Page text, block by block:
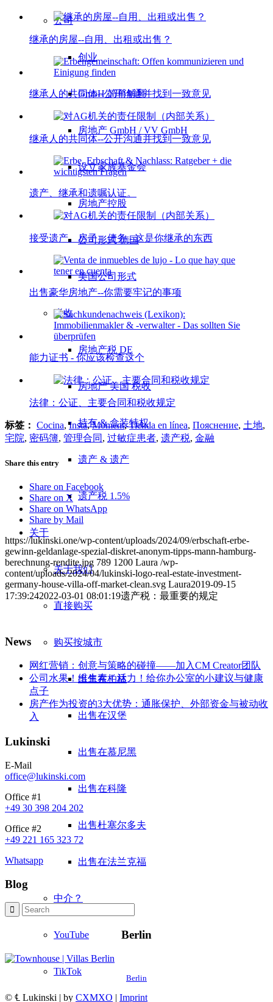
公司
创业
GmbH 简单解释
房地产 GmbH / VV GmbH
设立家族基金会
房地产控股
公司形式 德国
美国公司形式
税收
房地产税 DE
房地产 美国 税收
持有 & 盒装特权
遗产 & 遗产
遗产税 1.5%
关于
关于我们
直接购买
购买按城市
出售在柏林
出售在汉堡
出售在慕尼黑
出售在科隆
出售杜塞尔多夫
出售在法兰克福
中介？
YouTube
TikTok
继承的房屋--自用、出租或出售？
继承人的共同体--公开沟通并找到一致意见
继承人的共同体--公开沟通并找到一致意见
遗产、继承和遗嘱认证。
接受遗产。房子、债务 - 这是你继承的东西
出售豪华房地产--你需要牢记的事项
能力证书 - 你应该检查这个
法律：公证、主要合同和税收规定
标签： Cocina,Insta,Moment,Tienda en línea, Пояснение, 土地,
宅院, 密码簿, 管理合同 , 过敏症患者, 遗产税, 金融
Share this entry
Share on Facebook
Share on X
Share on WhatsApp
Share by Mail
https://lukinski.one/wp-content/uploads/2024/09/erbschaft-erbe-
gewinn-geldanlage-spezial-diskret-anonym-tipps-mann-hamburg-
berechnung-rendite.jpg 789 1200 Laura /wp-
content/uploads/2024/04/lukinski-logo-real-estate-investment-
germany-house-villa-off-market-clean.svg Laura2019-09-15
17:39:242022-03-01 08:01:19遗产税：最重要的规定
News
网红营销：创意与策略的碰撞——加入CM Creator团队
公司水果！维生素！活力！给你办公室的小建议与健康
点子
房产作为投资的3大优势：通胀保护、外部资金与被动收
入
Lukinski
E-Mail
office@lukinski.com
Office #1
+49 30 398 204 202
Office #2
+49 221 165 323 72
Whatsapp
Blog
Berlin
Berlin
© ℄ Lukinski | by CXMXO Imprint